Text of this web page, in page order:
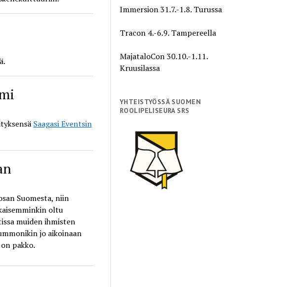
Saagasi Eventsin
Suomesta, niin
oltu
muiden ihmisten
jo aikoinaan
pakko.
Immersion 31.7.-1.8. Turussa
Tracon 4.-6.9. Tampereella
MajataloCon 30.10.-1.11.
Kruusilassa
YHTEISTYÖSSÄ SUOMEN
ROOLIPELISEURA SRS